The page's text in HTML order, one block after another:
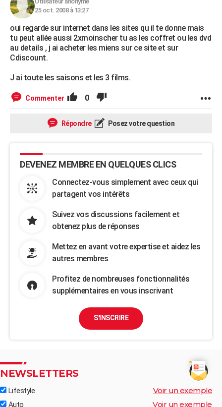
25 oct. 2008 à 13:27
oui regarde sur internet dans les sites qu il te donne mais
tu peut allée aussi 2xmoinscher tu as les coffret ou les dvd
au details , j ai acheter les miens sur ce site et sur
Cdiscount.
J ai toute les saisons et les 3 films.
Commenter 0
Répondre Posez votre question
DEVENEZ MEMBRE EN QUELQUES CLICS
Connectez-vous simplement avec ceux qui
partagent vos intérêts
Suivez vos discussions facilement et
obtenez plus de réponses
Mettez en avant votre expertise et aidez les
autres membres
Profitez de nombreuses fonctionnalités
supplémentaires en vous inscrivant
S'INSCRIRE
NEWSLETTERS
Lifestyle Voir un exemple
Auto Voir un exemple